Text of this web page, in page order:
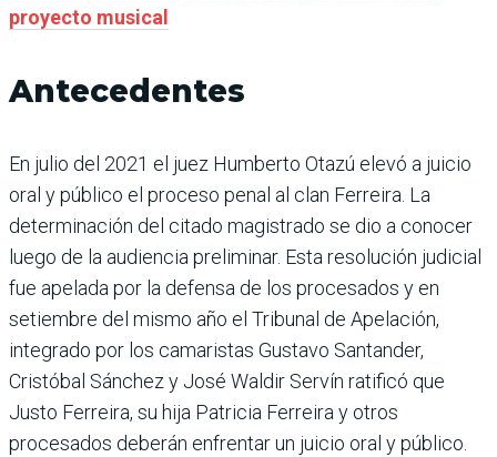
proyecto musical
Antecedentes
En julio del 2021 el juez Humberto Otazú elevó a juicio
oral y público el proceso penal al clan Ferreira. La
determinación del citado magistrado se dio a conocer
luego de la audiencia preliminar. Esta resolución judicial
fue apelada por la defensa de los procesados y en
setiembre del mismo año el Tribunal de Apelación,
integrado por los camaristas Gustavo Santander,
Cristóbal Sánchez y José Waldir Servín ratificó que
Justo Ferreira, su hija Patricia Ferreira y otros
procesados deberán enfrentar un juicio oral y público.